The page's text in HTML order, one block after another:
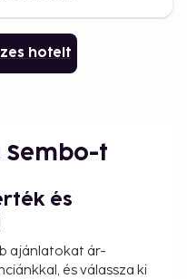
hotelt
Sembo-t
és
ajánlatokat ár-
és válassza ki